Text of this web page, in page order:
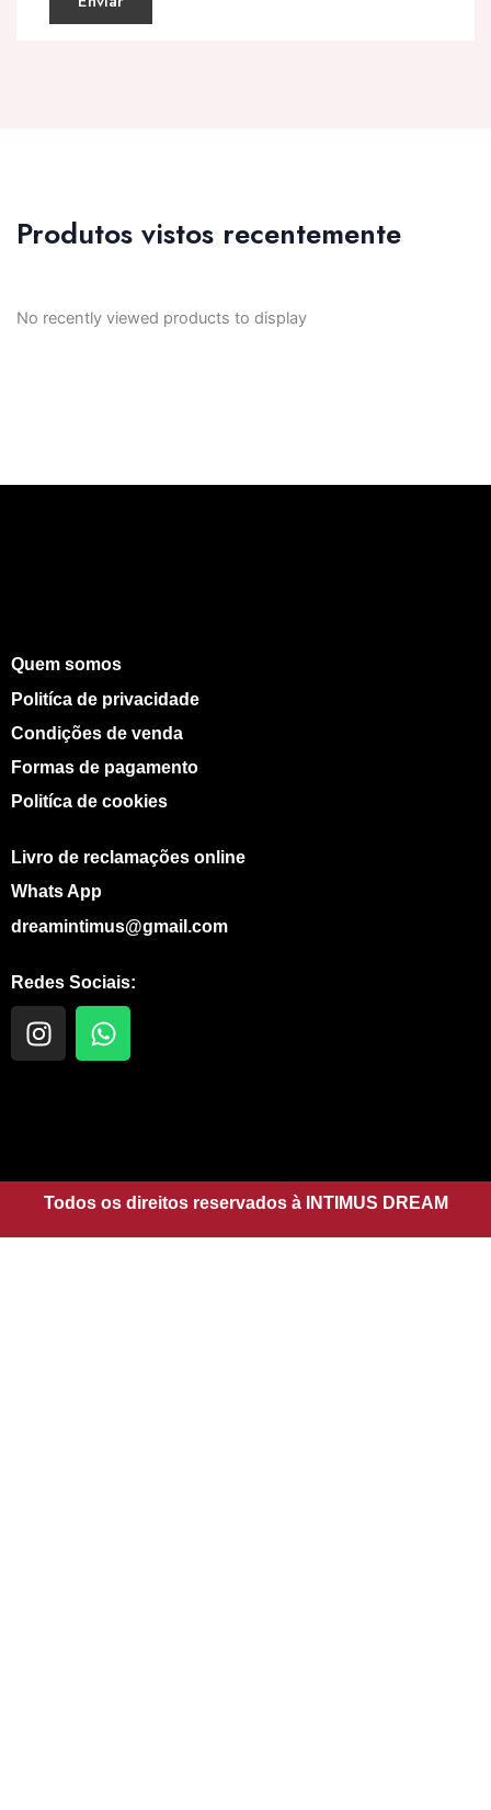
Produtos vistos recentemente
No recently viewed products to display
Quem somos
Politíca de privacidade
Condições de venda
Formas de pagamento
Politíca de cookies
Livro de reclamações online
Whats App
dreamintimus@gmail.com
Redes Sociais:
I
n
r
a
m
W
h
p
p
Todos os direitos reservados à INTIMUS DREAM